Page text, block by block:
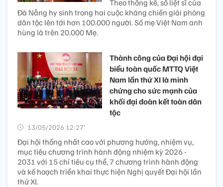
Theo thống kê, số liệt sĩ của
Đà Nẵng hy sinh trong hai cuộc kháng chiến giải phóng
dân tộc lên tới hơn 100.000 người. Số mẹ Việt Nam anh
hùng là trên 20.000 Mẹ.
Thành công của Đại hội đại
biểu toàn quốc MTTQ Việt
Nam lần thứ XI là minh
chứng cho sức mạnh của
khối đại đoàn kết toàn dân
tộc
13/05/2026 12:27’
Đại hội thống nhất cao với phương hướng, nhiệm vụ,
mục tiêu chương trình hành động nhiệm kỳ 2026 -
2031 với 15 chỉ tiêu cụ thể, 7 chương trình hành động
và kế hoạch triển khai thực hiện Nghị quyết Đại hội lần
thứ XI.